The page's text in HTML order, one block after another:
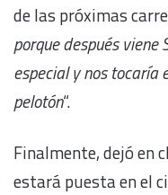
de las próximas
porque después viene
especial y nos tocaría
pelotón“.
Finalmente, dejó en
estará puesta en el